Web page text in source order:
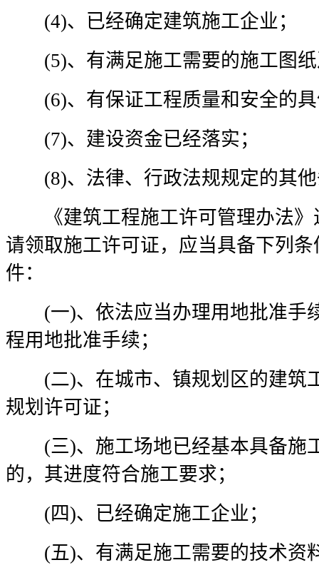
(4)、已经确定建筑施工企业；
(5)、有满足施工需要的施工图纸
(6)、有保证工程质量和安全的具
(7)、建设资金已经落实；
(8)、法律、行政法规规定的其他
《建筑工程施工许可管理办法》
请领取施工许可证，应当具备下列
件：
(一)、依法应当办理用地批准手
程用地批准手续；
(二)、在城市、镇规划区的建筑
规划许可证；
(三)、施工场地已经基本具备施
的，其进度符合施工要求；
(四)、已经确定施工企业；
(五)、有满足施工需要的技术资